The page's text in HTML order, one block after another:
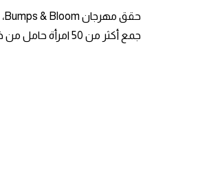
حقق مهرجان Bumps & Bloom، الذي أقيم في 28 نوفمبر 2024، نجاحًا مدويًا،
جمع أكثر من 50 امرأة حامل من خلفيات مختلفة للمشاركة في مناقشات حول نتوء الطفل والولادة في الماء والولادة اللطيفة.